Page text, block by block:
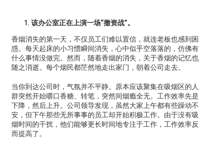
该办公室正在上演一场“撤资战”。
香烟消失的第一天，不仅员工们难以置信，就连老板也感到困
惑。每天起床的小习惯瞬间消失，心中似乎空落落的，仿佛有
什么事情没做完。然而，随着香烟的消失，关于香烟的记忆也
随之消逝。每个烟民都茫然地走出家门，朝着公司走去。
当你到达公司时，气氛并不平静。原本应该聚集在吸烟区的人
群突然开始嚼口香糖、转笔，突然间烟瘾全无。工作效率先是
下降，然后上升。公司领导发现，虽然大家上午都有些躁动不
安，但下午那些无所事事的员工却开始积极工作。由于没有吸
烟时间的干扰，他们能够更长时间地专注于工作，工作效率反
而提高了。